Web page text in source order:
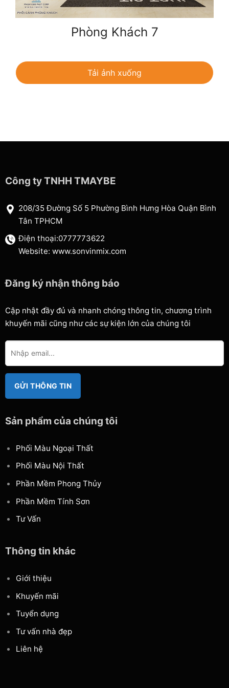
Phòng Khách 7
Tải ảnh xuống
Công ty TNHH TMAYBE
208/35 Đường Số 5 Phường Bình Hưng Hòa Quận Bình
Tân TPHCM
Điện thoại:0777773622
Website: www.sonvinmix.com
Đăng ký nhận thông báo
Cập nhật đầy đủ và nhanh chóng thông tin, chương trình
khuyến mãi cũng như các sự kiện lớn của chúng tôi
Sản phẩm của chúng tôi
Phối Màu Ngoại Thất
Phối Màu Nội Thất
Phần Mềm Phong Thủy
Phần Mềm Tính Sơn
Tư Vấn
Thông tin khác
Giới thiệu
Khuyến mãi
Tuyển dụng
Tư vấn nhà đẹp
Liên hệ